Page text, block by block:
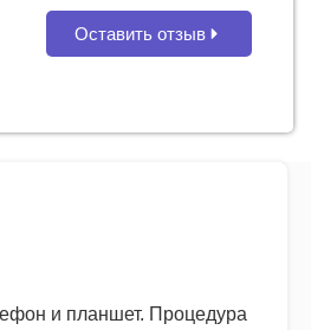
Оставить отзыв
и планшет. Процедура